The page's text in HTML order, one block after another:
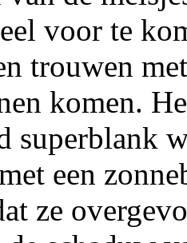
voor te
trouwen
komen.
superblank
een
ze